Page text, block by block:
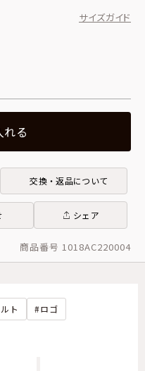
サイズガイド
れる
交換・返品について
シェア
商品番号 1018AC220004
ト
ロゴ